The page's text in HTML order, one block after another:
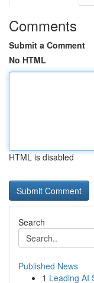
Comments
Submit a Comment
No HTML
HTML is disabled
Search
Published News
1 Leading AI